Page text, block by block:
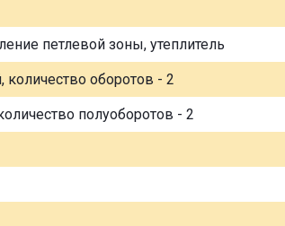
петлевой зоны, утеплитель
оборотов - 2
полуоборотов - 2